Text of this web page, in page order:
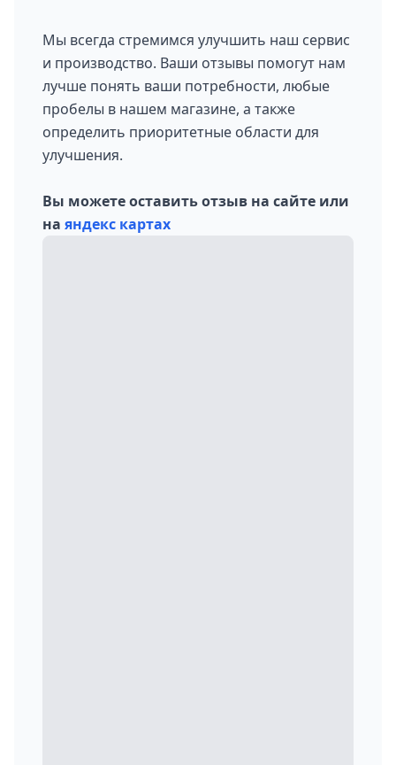
Мы всегда стремимся улучшить наш сервис
и производство. Ваши отзывы помогут нам
лучше понять ваши потребности, любые
пробелы в нашем магазине, а также
определить приоритетные области для
улучшения.
Вы можете оставить отзыв на сайте или
на яндекс картах